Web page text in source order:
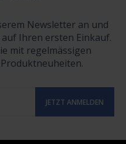
Newsletter an und
auf Ihren ersten Einkauf.
mit regelmässigen